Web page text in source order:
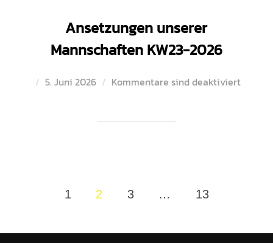
Ansetzungen unserer
Mannschaften KW23-2026
Veröffentlicht
5. Juni 2026 Kommentare sind deaktiviert
Seitennummerierung
1 2 3 13